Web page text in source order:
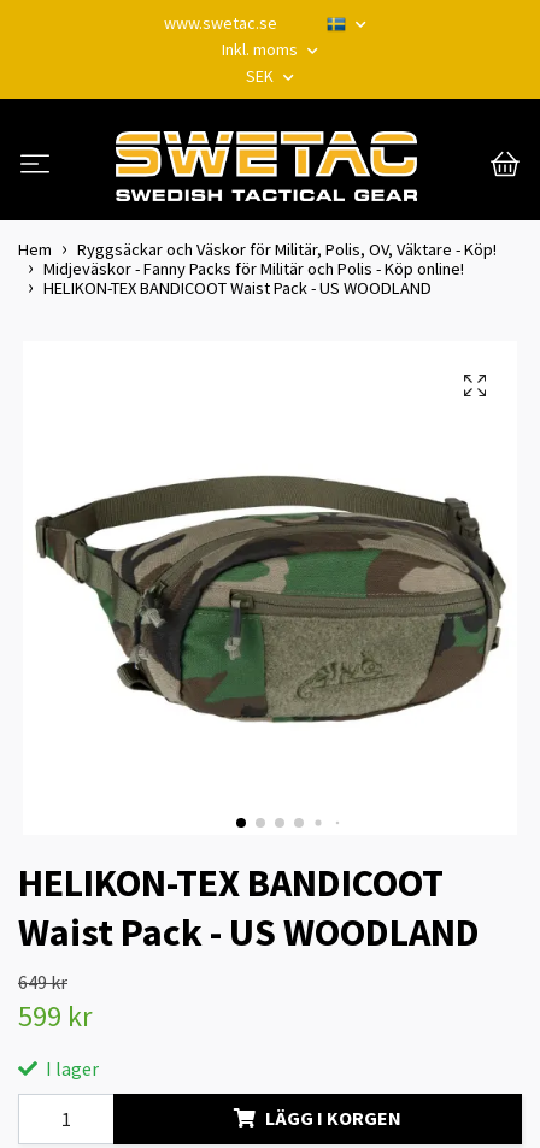
www.swetac.se
Inkl. moms
SEK
Hem
Ryggsäckar och Väskor för Militär, Polis, OV, Väktare - Köp!
Midjeväskor - Fanny Packs för Militär och Polis - Köp online!
HELIKON-TEX BANDICOOT Waist Pack - US WOODLAND
HELIKON-TEX BANDICOOT
Waist Pack - US WOODLAND
649 kr
599 kr
I lager
LÄGG I KORGEN